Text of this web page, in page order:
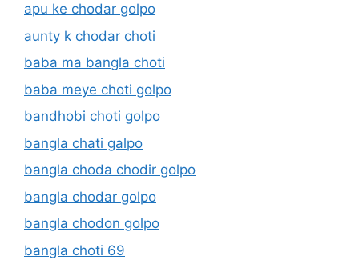
apu ke chodar golpo
aunty k chodar choti
baba ma bangla choti
baba meye choti golpo
bandhobi choti golpo
bangla chati galpo
bangla choda chodir golpo
bangla chodar golpo
bangla chodon golpo
bangla choti 69